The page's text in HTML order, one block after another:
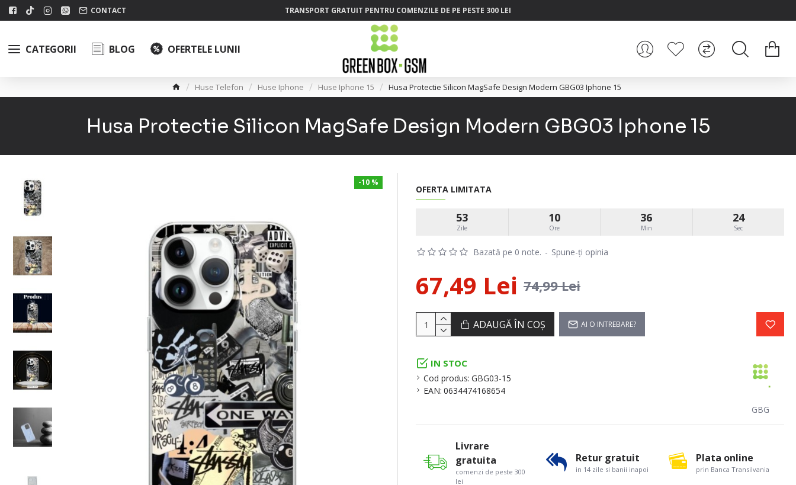
CONTACT TRANSPORT GRATUIT PENTRU COMENZILE DE PE PESTE 300 LEI
CATEGORII BLOG OFERTELE LUNII
Huse Telefon Huse Iphone Huse Iphone 15 Husa Protectie Silicon MagSafe Design Modern GBG03 Iphone 15
Husa Protectie Silicon MagSafe Design Modern GBG03 Iphone 15
-10 %
IN STOC
Cod produs: GBG03-15
EAN: 0634474168654
GBG
Bazată pe 0 note. - Spune-ţi opinia
OFERTA LIMITATA
53
Zile
10
Ore
36
Min
23
Sec
67,49 Lei 74,99 Lei
ADAUGĂ ÎN COŞ AI O INTREBARE?
Livrare
gratuita
comenzi de peste 300
lei
Retur gratuit
in 14 zile si banii inapoi
Plata online
prin Banca Transilvania